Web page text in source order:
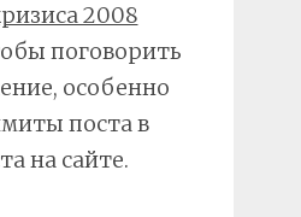
2008
поговорить
особенно
поста в
на сайте.